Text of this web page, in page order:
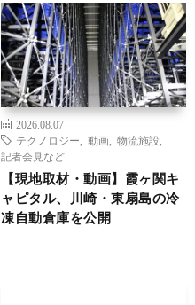
2026.08.07
テクノロジー
動画 物流施設
記者会見など
【現地取材・動画】霞ヶ関キ
ャピタル、川崎・東扇島の冷
凍自動倉庫を公開